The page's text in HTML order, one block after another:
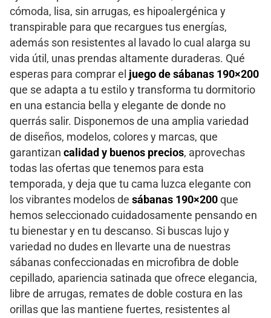
cómoda, lisa, sin arrugas, es hipoalergénica y
transpirable para que recargues tus energías,
además son resistentes al lavado lo cual alarga su
vida útil, unas prendas altamente duraderas. Qué
esperas para comprar el juego de sábanas 190×200
que se adapta a tu estilo y transforma tu dormitorio
en una estancia bella y elegante de donde no
querrás salir. Disponemos de una amplia variedad
de diseños, modelos, colores y marcas, que
garantizan calidad y buenos precios, aprovechas
todas las ofertas que tenemos para esta
temporada, y deja que tu cama luzca elegante con
los vibrantes modelos de sábanas 190×200 que
hemos seleccionado cuidadosamente pensando en
tu bienestar y en tu descanso. Si buscas lujo y
variedad no dudes en llevarte una de nuestras
sábanas confeccionadas en microfibra de doble
cepillado, apariencia satinada que ofrece elegancia,
libre de arrugas, remates de doble costura en las
orillas que las mantiene fuertes, resistentes al